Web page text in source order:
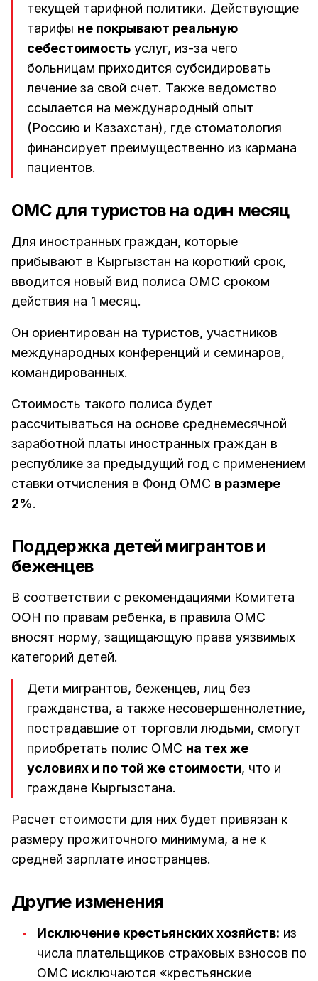
текущей тарифной политики. Действующие
тарифы не покрывают реальную
себестоимость услуг, из-за чего
больницам приходится субсидировать
лечение за свой счет. Также ведомство
ссылается на международный опыт
(Россию и Казахстан), где стоматология
финансирует преимущественно из кармана
пациентов.
ОМС для туристов на один месяц
Для иностранных граждан, которые
прибывают в Кыргызстан на короткий срок,
вводится новый вид полиса ОМС сроком
действия на 1 месяц.
Он ориентирован на туристов, участников
международных конференций и семинаров,
командированных.
Стоимость такого полиса будет
рассчитываться на основе среднемесячной
заработной платы иностранных граждан в
республике за предыдущий год с применением
ставки отчисления в Фонд ОМС в размере
2%.
Поддержка детей мигрантов и
беженцев
В соответствии с рекомендациями Комитета
ООН по правам ребенка, в правила ОМС
вносят норму, защищающую права уязвимых
категорий детей.
Дети мигрантов, беженцев, лиц без
гражданства, а также несовершеннолетние,
пострадавшие от торговли людьми, смогут
приобретать полис ОМС на тех же
условиях и по той же стоимости, что и
граждане Кыргызстана.
Расчет стоимости для них будет привязан к
размеру прожиточного минимума, а не к
средней зарплате иностранцев.
Другие изменения
Исключение крестьянских хозяйств: из
числа плательщиков страховых взносов по
ОМС исключаются «крестьянские